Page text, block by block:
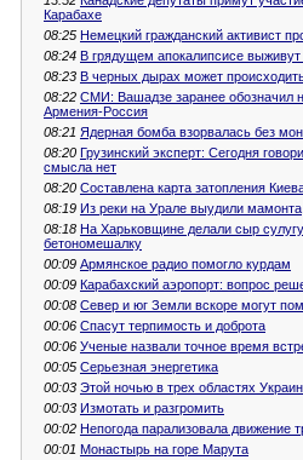
Карабахе
08:25 Немецкий гражданский активист
08:24 В грядущем апокалипсисе
08:23 В черных дырах может
08:22 СМИ: Вашадзе заранее обозначил
Армения-Россия
08:21 Ядерная бомба взорвалась без
08:20 Грузинский эксперт: Сегодня
смысла нет
08:20 Составлена карта затопления
08:19 Из реки на Урале выудили мамонта
08:18 На Харьковщине делали сыр
бетономешалку
00:09 Армянское радио помогло курдам
00:09 Карабахский аэропорт: вопрос
00:08 Север и юг Земли вскоре могут
00:06 Спасут терпимость и доброта
00:06 Ученые назвали точное время
00:05 Серьезная энергетика
00:03 Этой ночью в трех областях
00:03 Измотать и разгромить
00:02 Непогода парализовала движение
00:01 Монастырь на горе Марута